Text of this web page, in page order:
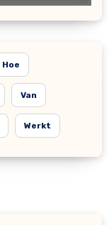
Hoe
Van
Werkt